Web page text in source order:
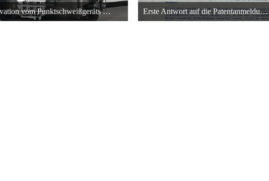
Innovation vom Punktschweißgeräts in Rüsselsheim bei der Adam Opel AG
26. Oktober 2013 um 00:27
Erste Antwort auf die Patentanmeldung des Punktschweißgeräts in Rüsselsheim
26. Oktober 2013 um 00:08